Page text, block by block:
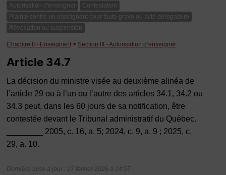
Autorisation d'enseigner
Contestation
Plainte contre un enseignant pour faute grave ou acte dérogatoire
Révocation ou suspension
Chapitre II - Enseignant > Section III - Autorisation d’enseigner
Article 34.7
La décision du ministre visée au deuxième alinéa de
l’article 29 ou à l’un ou l’autre des articles 34.1, 34.2 ou
34.3 peut, dans les 60 jours de sa notification, être
contestée devant le Tribunal administratif du Québec.
________ 2005, c. 16, a. 5; 2024, c. 9, a. 9 ; 2025, c.
29, a. 10.
Dernière mise à jour : 27 février 2026 à 14:57